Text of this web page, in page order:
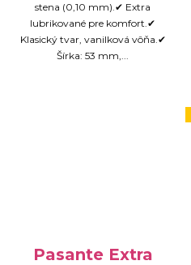
stena (0,10 mm).✔ Extra
lubrikované pre komfort.✔
Klasický tvar, vanilková vôňa.✔
Šírka: 53 mm,...
Pasante Extra